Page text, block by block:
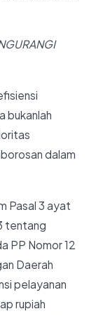
bukanlah
dalam
Pasal 3 ayat
tentang
PP Nomor 12
Daerah
pelayanan
rupiah